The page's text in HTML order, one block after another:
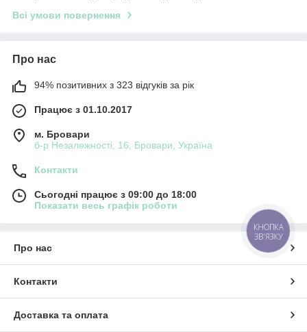
Всі умови повернення
Про нас
94% позитивних з 323 відгуків за рік
Працює з 01.10.2017
м. Бровари
б-р Незалежності, 16, Бровари, Україна
Контакти
Сьогодні працює з 09:00 до 18:00
Показати весь графік роботи
Про нас
Контакти
Доставка та оплата
КНОПКА
ЗВ'ЯЗКУ